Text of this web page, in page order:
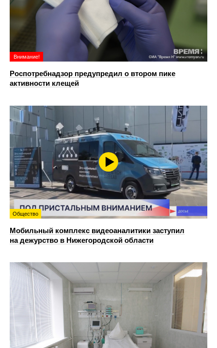
Внимание!
Роспотребнадзор предупредил о втором пике
активности клещей
Общество
Мобильный комплекс видеоаналитики заступил
на дежурство в Нижегородской области